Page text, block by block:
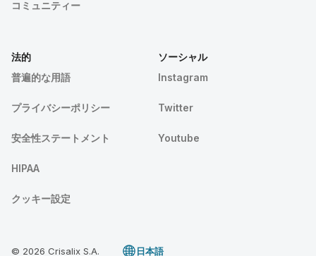
コミュニティー
法的
普遍的な用語
プライバシーポリシー
安全性ステートメント
HIPAA
クッキー設定
ソーシャル
Instagram
Twitter
Youtube
© 2026 Crisalix S.A. 日本語